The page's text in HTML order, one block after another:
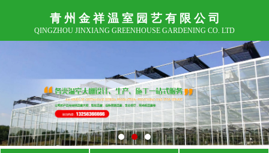
青 州 金 祥 温 室 园 艺 有 限 公 司
QINGZHOU JINXIANG GREENHOUSE GARDENING CO. LTD